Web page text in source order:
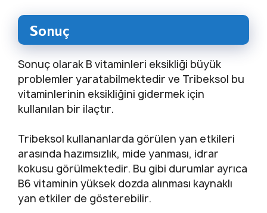
Sonuç
Sonuç olarak B vitaminleri eksikliği büyük
problemler yaratabilmektedir ve Tribeksol bu
vitaminlerinin eksikliğini gidermek için
kullanılan bir ilaçtır.
Tribeksol kullananlarda görülen yan etkileri
arasında hazımsızlık, mide yanması, idrar
kokusu görülmektedir. Bu gibi durumlar ayrıca
B6 vitaminin yüksek dozda alınması kaynaklı
yan etkiler de gösterebilir.